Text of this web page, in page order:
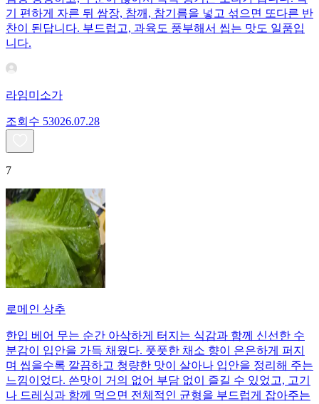
기 편하게 자른 뒤 쌈장, 참깨, 참기름을 넣고 섞으면 또다른 반
찬이 된답니다. 부드럽고, 과육도 풍부해서 씹는 맛도 일품입
니다.
라임미소가
조회수 53026.07.28
7
로메인 상추
한입 베어 무는 순간 아삭하게 터지는 식감과 함께 신선한 수
분감이 입안을 가득 채웠다. 풋풋한 채소 향이 은은하게 퍼지
며 씹을수록 깔끔하고 청량한 맛이 살아나 입안을 정리해 주는
느낌이었다. 쓴맛이 거의 없어 부담 없이 즐길 수 있었고, 고기
나 드레싱과 함께 먹으면 전체적인 균형을 부드럽게 잡아주는